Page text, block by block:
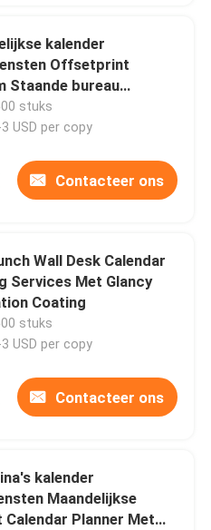
kalender
Offsetprint
Staande bureau
stuks
USD per copy
Contacteer ons
Wall Desk Calendar
Services Met Glancy
Coating
stuks
USD per copy
Contacteer ons
kalender
Maandelijkse
Calendar Planner Met